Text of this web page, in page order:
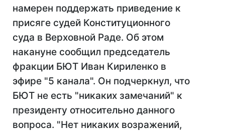
намерен поддержать приведение к
присяге судей Конституционного
суда в Верховной Раде. Об этом
накануне сообщил председатель
фракции БЮТ Иван Кириленко в
эфире "5 канала". Он подчеркнул, что
БЮТ не есть "никаких замечаний" к
президенту относительно данного
вопроса. "Нет никаких возражений,